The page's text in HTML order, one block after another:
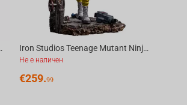
BDS Art Scale 1/10 Iron Studios Teenage Mutant Ninja Turtles - April O’Neal Statue BDS Art Scale 1/10
Не е наличен
€259.99